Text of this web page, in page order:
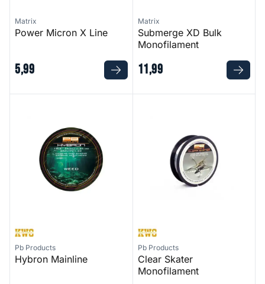
Matrix
Power Micron X Line
5,99
Matrix
Submerge XD Bulk
Monofilament
11,99
Pb Products
Hybron Mainline
Pb Products
Clear Skater
Monofilament